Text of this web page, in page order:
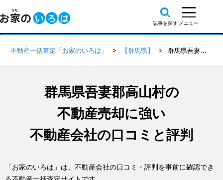
不動産一括査定「お家のいろは」 【群馬県】 群馬県吾妻郡高山村の不動産会社 口コミ・評判一覧
群馬県吾妻郡高山村の
不動産売却に強い
不動産会社の口コミと評判
「お家のいろは」は、不動産会社の口コミ・評判を事前に確認でき